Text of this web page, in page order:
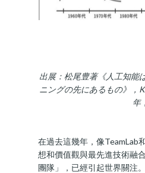
出展：松尾豊著《人工知能
ニングの先にあるもの》，
年
在過去這幾年，像TeamLab
想和價值觀與最先進技術融
團隊」，已經引起世界關注